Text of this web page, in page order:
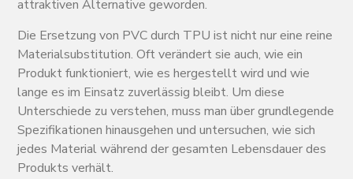
attraktiven Alternative geworden.
Die Ersetzung von PVC durch TPU ist nicht nur eine reine
Materialsubstitution. Oft verändert sie auch, wie ein
Produkt funktioniert, wie es hergestellt wird und wie
lange es im Einsatz zuverlässig bleibt. Um diese
Unterschiede zu verstehen, muss man über grundlegende
Spezifikationen hinausgehen und untersuchen, wie sich
jedes Material während der gesamten Lebensdauer des
Produkts verhält.